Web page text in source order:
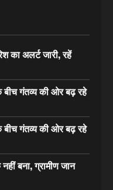
का अलर्ट जारी, रहें
बीच गंतव्य की ओर बढ़ रहे
बीच गंतव्य की ओर बढ़ रहे
बना, ग्रामीण जान